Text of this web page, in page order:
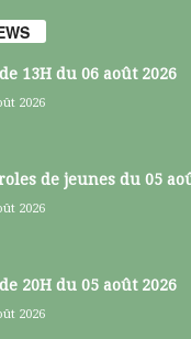
13H du 06 août 2026
2026
de jeunes du 05
2026
20H du 05 août 2026
2026